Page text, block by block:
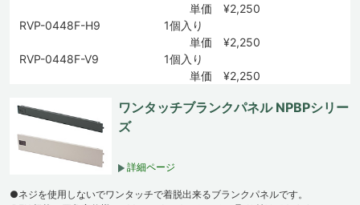
単価 ¥2,250
RVP-0448F-H9
1個入り
単価 ¥2,250
RVP-0448F-V9
1個入り
単価 ¥2,250
ワンタッチブランクパネル NPBPシリー
ズ
詳細ページ
●ネジを使用しないでワンタッチで着脱出来るブランクパネルです。